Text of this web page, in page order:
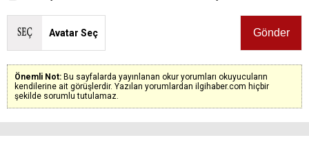
Avatar Seç
Önemli Not: Bu sayfalarda yayınlanan okur yorumları okuyucuların
kendilerine ait görüşlerdir. Yazılan yorumlardan ilgihaber.com hiçbir
şekilde sorumlu tutulamaz.